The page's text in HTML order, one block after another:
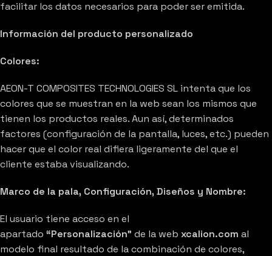
facilitar los datos necesarios para poder ser emitida.
Información del producto personalizado
Colores:
AEON-T COMPOSITES TECHNOLOGIES SL intenta que los
colores que se muestran en la web sean los mismos que
tienen los productos reales. Aun así, determinados
factores (configuración de la pantalla, luces, etc.) pueden
hacer que el color real difiera ligeramente del que el
cliente estaba visualizando.
Marco de la pala, Configuración, Diseños y Nombre:
El usuario tiene acceso en el
apartado “Personalización” de la web xcalion.com al
modelo final resultado de la combinación de colores,